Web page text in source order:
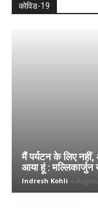
कोविड-19
मैं पर्यटन के लिए
आया हूं :
Indresh Kohli -